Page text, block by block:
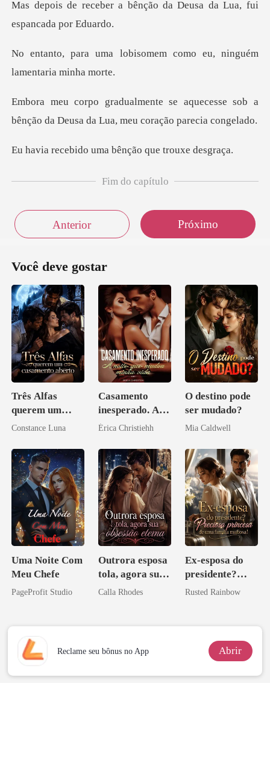
ênção da Deusa da Lua, fu
isomem como eu, ninguém
quecesse sob a
bênção da Deusa da
o uma bênção que
Fim do capítulo
Anterior Próximo
Você deve gostar
Três Alfas
querem um
casamento
Constance Luna
Casamento
inesperado. A
noite que mudou
Érica Christiehh
O destino pode
ser mudado?
Mia Caldwell
Uma Noite Com
Meu Chefe
PageProfit Studio
Outrora esposa
tola, agora sua
obsessão eterna
Calla Rhodes
Ex-esposa do
presidente?
Preciosa
mafiosa!
Rusted Rainbow
Reclame seu bônus no App Abrir